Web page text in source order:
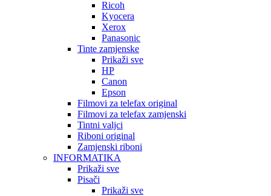
Ricoh
Kyocera
Xerox
Panasonic
Tinte zamjenske
Prikaži sve
HP
Canon
Epson
Filmovi za telefax original
Filmovi za telefax zamjenski
Tintni valjci
Riboni original
Zamjenski riboni
INFORMATIKA
Prikaži sve
Pisači
Prikaži sve